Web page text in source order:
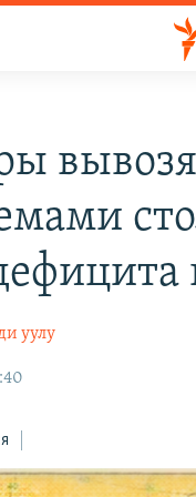
уулу